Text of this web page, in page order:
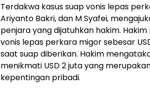
Terdakwa kasus suap vonis lepas
Ariyanto Bakri, dan M Syafei,
penjara yang dijatuhkan hakim.
vonis lepas perkara migor sebesar
saat suap diberikan. Hakim
menikmati USD 2 juta yang
kepentingan pribadi.